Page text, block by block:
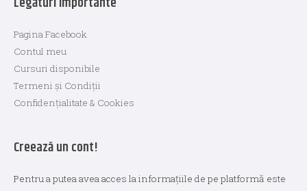
Pagina Facebook
Contul meu
Cursuri disponibile
Termeni și Condiții
Confidențialitate & Cookies
Creează un cont!
Pentru a putea avea acces la informațiile de pe platformă este